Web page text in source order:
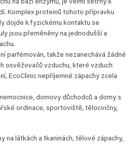
na bázi enzymů, je velmi šetrný k
Komplex proteinů tohoto přípravku
dojde k fyzickému kontaktu se
jsou přeměněny na jednodušší a
parfémován, takže nezanechává žádné
osvěžovačů vzduchu, které vzduch
EcoClinic nepříjemné zápachy zcela
domovy důchodců a domy s
ordinace, sportoviště, tělocvičny,
na látkách a tkaninách, tělové zápachy,